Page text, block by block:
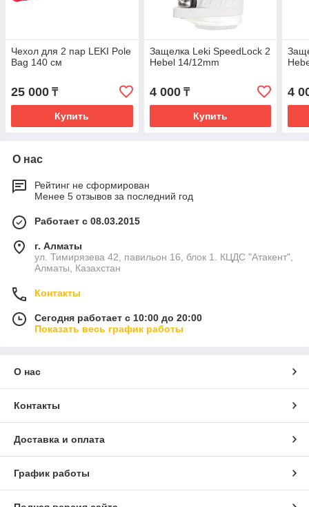
Чехол для 2 пар LEKI Pole
Bag 140 см
25 000 ₸
Купить
Защелка Leki SpeedLock 2
Hebel 14/12mm
4 000₸
Купить
4
О нас
Рейтинг не сформирован
Менее 5 отзывов за последний год
Работает с 08.03.2015
г. Алматы
ул. Тимирязева 42, павильон 16, блок 1. КЦДС "Атакент",
Алматы, Казахстан
Контакты
Сегодня работает с 10:00 до 20:00
Показать весь график работы
О нас
Контакты
Доставка и оплата
График работы